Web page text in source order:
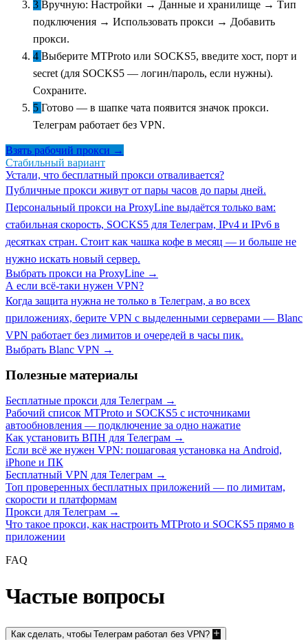
3 Вручную: Настройки → Данные и хранилище → Тип
подключения → Использовать прокси → Добавить
прокси.
4 Выберите MTProto или SOCKS5, введите хост, порт и
secret (для SOCKS5 — логин/пароль, если нужны).
Сохраните.
5 Готово — в шапке чата появится значок прокси.
Телеграм работает без VPN.
Взять рабочий прокси →
Стабильный вариант
Устали, что бесплатный прокси отваливается?
Публичные прокси живут от пары часов до пары дней.
Персональный прокси на PrохуLinе выдаётся только вам:
стабильная скорость, SOCKS5 для Телеграм, IPv4 и IPv6 в
десятках стран. Стоит как чашка кофе в месяц — и больше не
нужно искать новый сервер.
Выбрать прокси на PrохуLinе →
А если всё-таки нужен VPN?
Когда защита нужна не только в Телеграм, а во всех
приложениях, берите VPN с выделенными серверами — Вlаnс
VРN работает без лимитов и очередей в часы пик.
Выбрать Вlаnс VРN →
Полезные материалы
Бесплатные прокси для Телеграм →
Рабочий список MTProto и SOCKS5 с источниками
автообновления — подключение за одно нажатие
Как установить ВПН для Телеграм →
Если всё же нужен VPN: пошаговая установка на Android,
iPhone и ПК
Бесплатный VPN для Телеграм →
Топ проверенных бесплатных приложений — по лимитам,
скорости и платформам
Прокси для Телеграм →
Что такое прокси, как настроить MTProto и SOCKS5 прямо в
приложении
FAQ
Частые вопросы
Как сделать, чтобы Телеграм работал без VPN?